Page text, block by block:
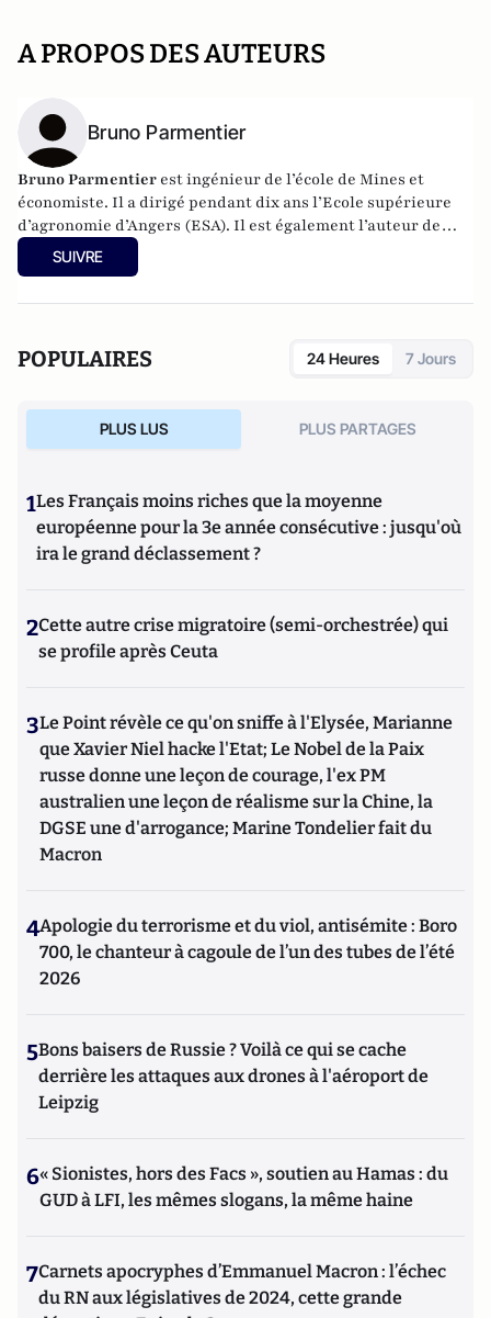
A PROPOS DES AUTEURS
Bruno Parmentier
Bruno Parmentier est ingénieur de l’école de Mines et
économiste. Il a dirigé pendant dix ans l’Ecole supérieure
d’agronomie d’Angers (ESA). Il est également l’auteur de
livres sur les enjeux alimentaires :
et bienetNourrir l’humanité
SUIVRE
POPULAIRES 24 Heures 7 Jours
PLUS LUS PLUS PARTAGES
1Les Français moins riches que la moyenne
européenne pour la 3e année consécutive : jusqu'où
ira le grand déclassement ?
2Cette autre crise migratoire (semi-orchestrée) qui
se profile après Ceuta
3Le Point révèle ce qu'on sniffe à l'Elysée, Marianne
que Xavier Niel hacke l'Etat; Le Nobel de la Paix
russe donne une leçon de courage, l'ex PM
australien une leçon de réalisme sur la Chine, la
DGSE une d'arrogance; Marine Tondelier fait du
Macron
4Apologie du terrorisme et du viol, antisémite : Boro
700, le chanteur à cagoule de l’un des tubes de l’été
2026
5Bons baisers de Russie ? Voilà ce qui se cache
derrière les attaques aux drones à l'aéroport de
Leipzig
6« Sionistes, hors des Facs », soutien au Hamas : du
GUD à LFI, les mêmes slogans, la même haine
7Carnets apocryphes d’Emmanuel Macron : l’échec
du RN aux législatives de 2024, cette grande